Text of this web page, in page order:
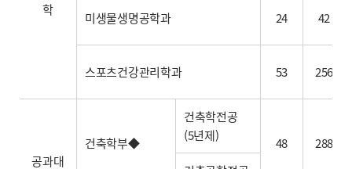
학
미생물생명공학과 24 42
스포츠건강관리학과 53 256
공과대
건축학부◆
건축학전공
(5년제)
48
288